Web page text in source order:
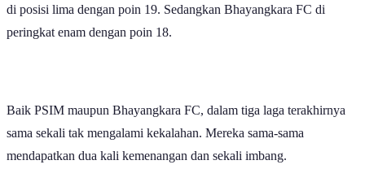
di posisi lima dengan poin 19. Sedangkan Bhayangkara FC di
peringkat enam dengan poin 18.
Baik PSIM maupun Bhayangkara FC, dalam tiga laga terakhirnya
sama sekali tak mengalami kekalahan. Mereka sama-sama
mendapatkan dua kali kemenangan dan sekali imbang.